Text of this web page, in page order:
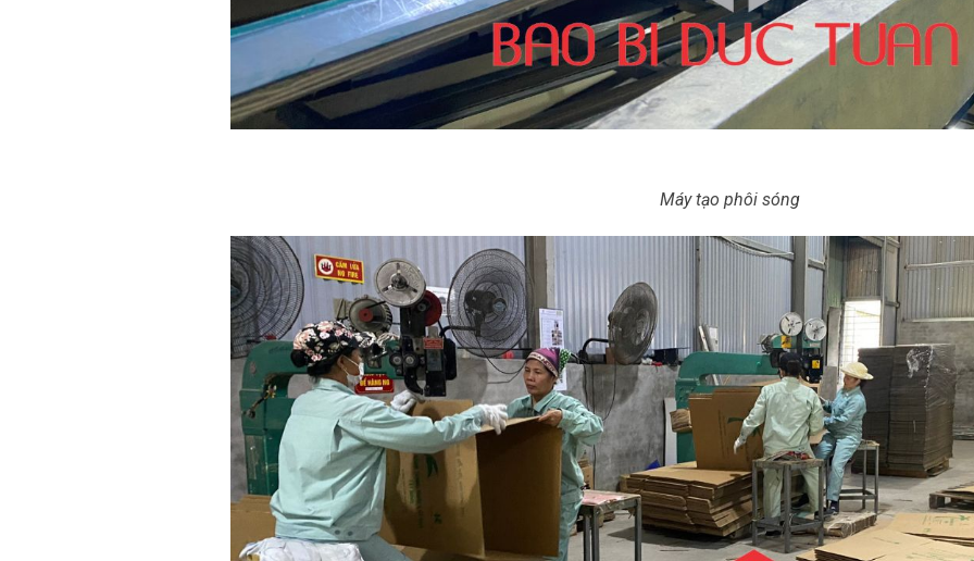
Máy tạo phôi sóng